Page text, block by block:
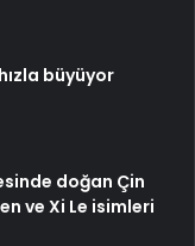
büyüyor
doğan Çin
ve Xi Le isimleri